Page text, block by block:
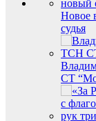
Новое
судья
СТ